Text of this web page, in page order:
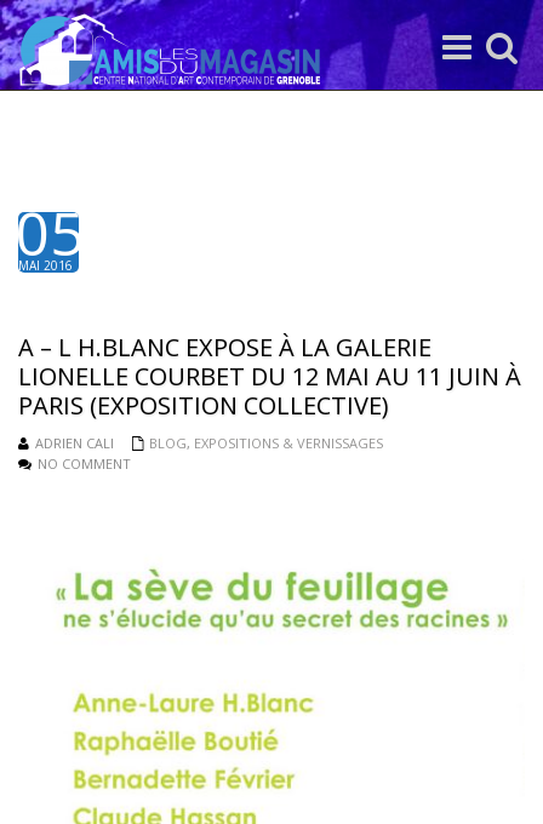
Toggle
search
Toggle
navigation
05
MAI 2016
A – L H.BLANC EXPOSE À LA GALERIE
LIONELLE COURBET DU 12 MAI AU 11 JUIN À
PARIS (EXPOSITION COLLECTIVE)
ADRIEN CALI BLOG, EXPOSITIONS & VERNISSAGES
NO COMMENT